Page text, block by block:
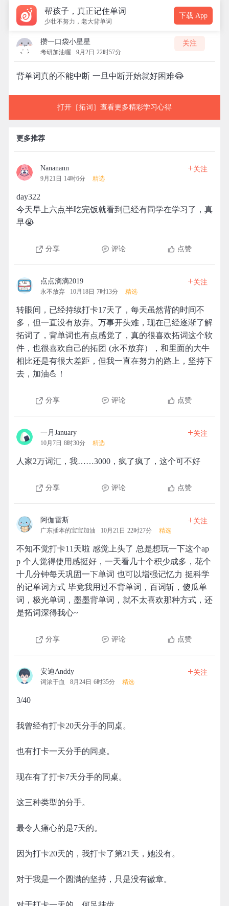
帮孩子，真正记住单词
少壮不努力，老大背单词
下载 App
攒一口袋小星星
考研加油喔 9月2日 22时57分
关注
背单词真的不能中断 一旦中断开始就好困难😂
打开［拓词］查看更多精彩学习心得
更多推荐
Nananann
9月21日 14时6分 精选
+关注
day322
今天早上六点半吃完饭就看到已经有同学在学习了，真
早😭
分享 评论 点赞
点点滴滴2019
永不放弃 10月18日 7时13分 精选
+关注
转眼间，已经持续打卡17天了，每天虽然背的时间不
多，但一直没有放弃。万事开头难，现在已经逐渐了解
拓词了，背单词也有点感觉了，真的很喜欢拓词这个软
件，也很喜欢自己的拓团 (永不放弃），和里面的大牛
相比还是有很大差距，但我一直在努力的路上，坚持下
去，加油💪！
分享 评论 点赞
一月January
10月7日 8时30分 精选
+关注
人家2万词汇，我……3000，疯了疯了，这个可不好
分享 评论 点赞
阿伽雷斯
广东插本的宝宝加油 10月21日 22时27分 精选
+关注
不知不觉打卡11天啦 感觉上头了 总是想玩一下这个ap
p 个人觉得使用感挺好，一天看几十个积少成多，花个
十几分钟每天巩固一下单词 也可以增强记忆力 挺科学
的记单词方式 毕竟我用过不背单词，百词斩，傻瓜单
词，极光单词，墨墨背单词，就不太喜欢那种方式，还
是拓词深得我心~
分享 评论 点赞
安迪Anddy
词浓于血 8月24日 6时35分 精选
+关注
3/40
我曾经有打卡20天分手的同桌。
也有打卡一天分手的同桌。
现在有了打卡7天分手的同桌。
这三种类型的分手。
最令人痛心的是7天的。
因为打卡20天的，我打卡了第21天，她没有。
对于我是一个圆满的坚持，只是没有徽章。